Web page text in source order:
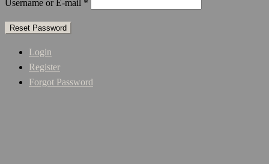
Username or E-mail *
Login
Register
Forgot Password